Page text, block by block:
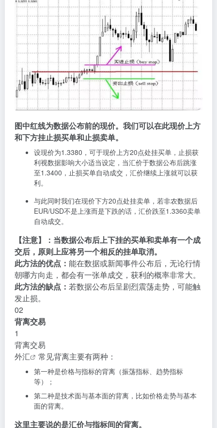
图中红线为数据公布前的现价。我们可以在此现价上方
和下方挂止损买单和止损卖单。
设现价为1.3380，可于现价上方20点处挂买单，止损获
利视数据影响大小适当设定，当汇价于数据公布后跳涨
至1.3400，止损买单自动成交，汇价继续上涨就可以获
利。
与此同时我们在现价下方20点处挂卖单，若非农数据后
EUR/USD不是上涨而是下跌的话，汇价跌至1.3360卖单
自动成交。
【注意】： 当数据公布后上下挂的买单和卖单有一个成
交后，原则上应将另一个相反的挂单取消。
此方法的优点： 能在数据或新闻事件公布后，无论行情
朝哪方向走，都会有一张单成交，获利的概率非常大。
此方法的缺点： 若数据公布后呈剧烈震荡走势，可能触
发止损。
02
背离交易
1
背离交易
外汇
常见背离主要有两种：
第一种是价格与指标的背离（振荡指标、趋势指标
等）；
第二种是技术面与基本面的背离，比如价格走势与基本
面的背离。
这里主要说的是汇价与指标间的背离。